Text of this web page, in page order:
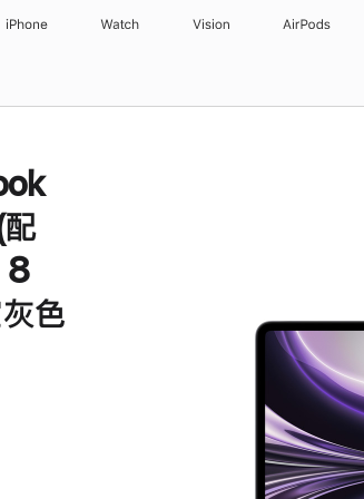
iPhone Watch Vision AirPods
8
色